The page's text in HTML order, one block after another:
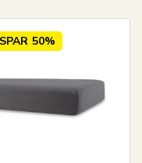
SPAR 50%